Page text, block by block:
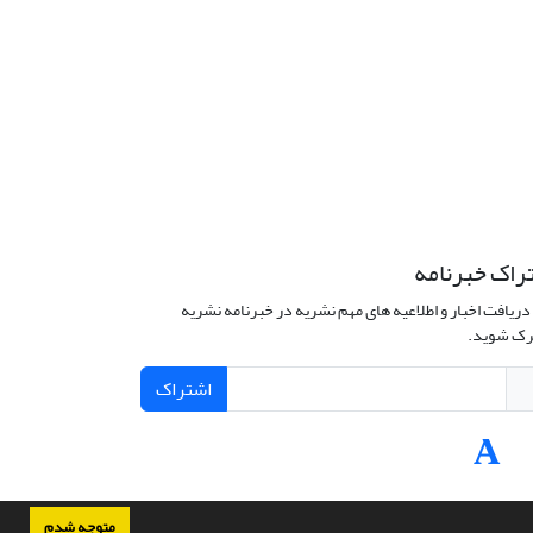
خبرنامه
اخبار و اطلاعیه های مهم نشریه در خبرنامه نشریه
شوید.
اشتراک